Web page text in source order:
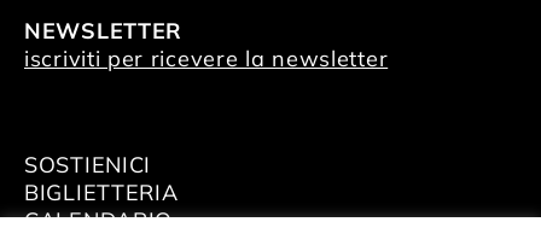
NEWSLETTER
iscriviti per ricevere la newsletter
SOSTIENICI
BIGLIETTERIA
CALENDARIO